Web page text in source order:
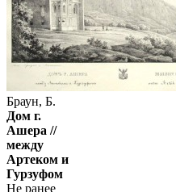
Браун, Б.
Дом г.
Ашера //
между
Артеком и
Гурзуфом
Не ранее